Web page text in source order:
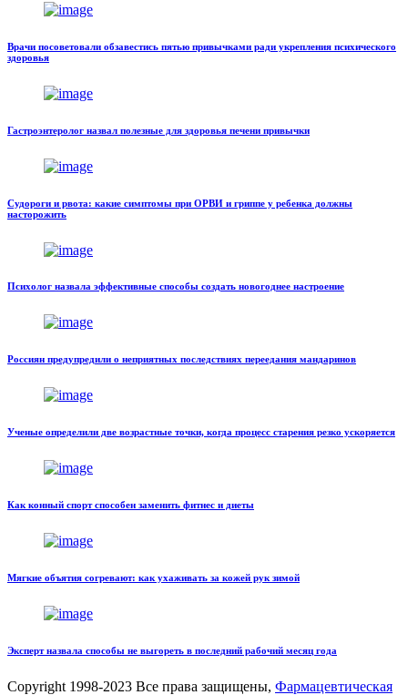
Врачи посоветовали обзавестись пятью привычками ради укрепления психического
здоровья
Гастроэнтеролог назвал полезные для здоровья печени привычки
Судороги и рвота: какие симптомы при ОРВИ и гриппе у ребенка должны
насторожить
Психолог назвала эффективные способы создать новогоднее настроение
Россиян предупредили о неприятных последствиях переедания мандаринов
Ученые определили две возрастные точки, когда процесс старения резко ускоряется
Как конный спорт способен заменить фитнес и диеты
Мягкие объятия согревают: как ухаживать за кожей рук зимой
Эксперт назвала способы не выгореть в последний рабочий месяц года
Copyright 1998-2023 Все права защищены, Фармацевтическая